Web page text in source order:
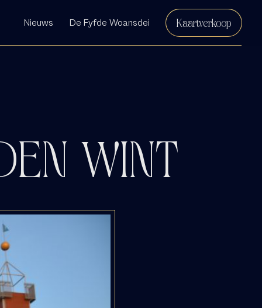
Nieuws De Fyfde Woansdei Kaartverkoop
WINT